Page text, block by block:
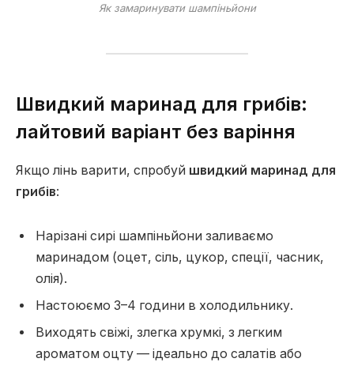
Як замаринувати шампіньйони
Швидкий маринад для грибів:
лайтовий варіант без варіння
Якщо лінь варити, спробуй швидкий маринад для
грибів:
Нарізані сирі шампіньйони заливаємо
маринадом (оцет, сіль, цукор, спеції, часник,
олія).
Настоюємо 3–4 години в холодильнику.
Виходять свіжі, злегка хрумкі, з легким
ароматом оцту — ідеально до салатів або